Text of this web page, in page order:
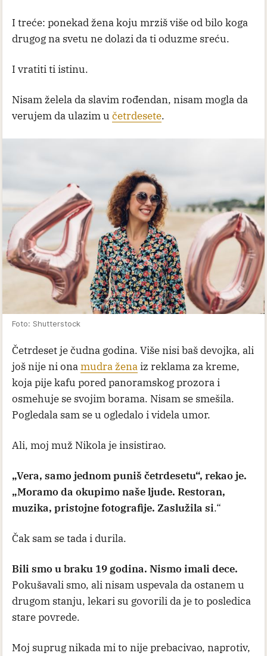
I treće: ponekad žena koju mrziš više od bilo koga
drugog na svetu ne dolazi da ti oduzme sreću.
I vratiti ti istinu.
Nisam želela da slavim rođendan, nisam mogla da
verujem da ulazim u četrdesete.
Foto: Shutterstock
Četrdeset je čudna godina. Više nisi baš devojka, ali
još nije ni onamudra ženaiz reklama za kreme,
koja pije kafu pored panoramskog prozora i
osmehuje se svojim borama. Nisam se smešila.
Pogledala sam se u ogledalo i videla umor.
Ali, moj muž Nikola je insistirao.
„Vera, samo jednom puniš četrdesetu“, rekao je.
„Moramo da okupimo naše ljude. Restoran,
muzika, pristojne fotografije. Zaslužila si.“
Čak sam se tada i durila.
Bili smo u braku 19 godina. Nismo imali dece.
Pokušavali smo, ali nisam uspevala da ostanem u
drugom stanju, lekari su govorili da je to posledica
stare povrede.
Moj suprug nikada mi to nije prebacivao, naprotiv,